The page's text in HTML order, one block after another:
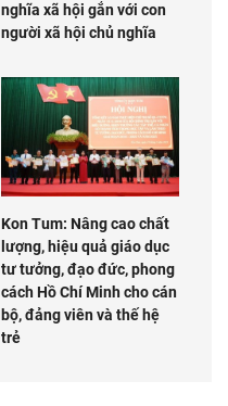
nghĩa xã hội gắn với con
người xã hội chủ nghĩa
Kon Tum: Nâng cao chất
lượng, hiệu quả giáo dục
tư tưởng, đạo đức, phong
cách Hồ Chí Minh cho cán
bộ, đảng viên và thế hệ
trẻ